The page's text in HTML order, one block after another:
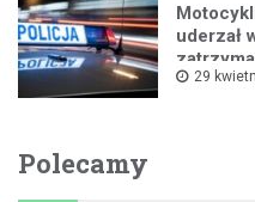
uderzał
29
Polecamy